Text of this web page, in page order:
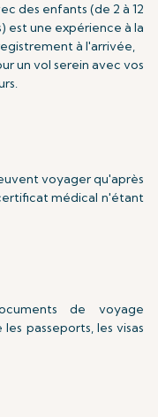
des enfants (de 2 à 12
est une expérience à la
à l'arrivée,
un vol serein avec vos
voyager qu'après
médical n'étant
de voyage
passeports, les visas